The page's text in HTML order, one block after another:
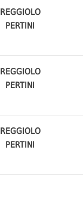
REGGIOLO
PERTINI
REGGIOLO
PERTINI
REGGIOLO
PERTINI